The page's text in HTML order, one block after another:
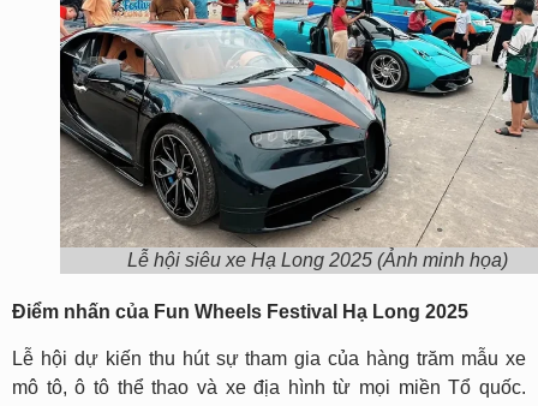
Lễ hội siêu xe Hạ Long 2025 (Ảnh minh họa)
Điểm nhấn của Fun Wheels Festival Hạ Long 2025
Lễ hội dự kiến thu hút sự tham gia của hàng trăm mẫu xe
mô tô, ô tô thể thao và xe địa hình từ mọi miền Tổ quốc.